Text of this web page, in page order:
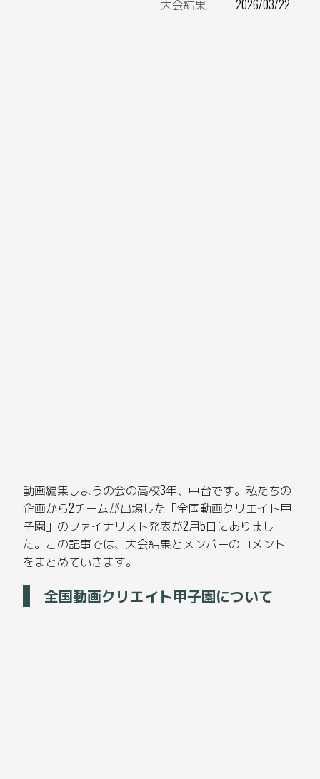
大会結果 2026/03/22
動画編集しようの会の高校3年、中台です。私たちの
企画から2チームが出場した「全国動画クリエイト甲
子園」のファイナリスト発表が2月5日にありまし
た。この記事では、大会結果とメンバーのコメント
をまとめていきます。
全国動画クリエイト甲子園について